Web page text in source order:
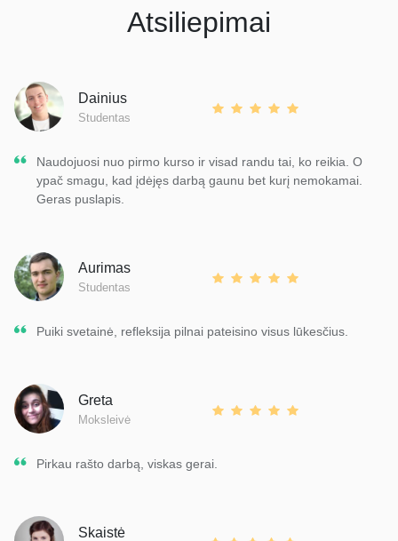
Atsiliepimai
Dainius
Studentas
Naudojuosi nuo pirmo kurso ir visad randu tai, ko reikia. O
ypač smagu, kad įdėjęs darbą gaunu bet kurį nemokamai.
Geras puslapis.
Aurimas
Studentas
Puiki svetainė, refleksija pilnai pateisino visus lūkesčius.
Greta
Moksleivė
Pirkau rašto darbą, viskas gerai.
Skaistė